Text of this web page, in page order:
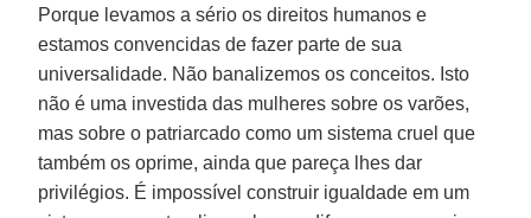
Porque levamos a sério os direitos humanos e
estamos convencidas de fazer parte de sua
universalidade. Não banalizemos os conceitos. Isto
não é uma investida das mulheres sobre os varões,
mas sobre o patriarcado como um sistema cruel que
também os oprime, ainda que pareça lhes dar
privilégios. É impossível construir igualdade em um